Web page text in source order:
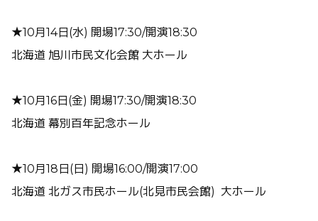
★10月14日(水) 開場17:30/開演18:30
北海道 旭川市民文化会館 大ホール
★10月16日(金) 開場17:30/開演18:30
北海道 幕別百年記念ホール
★10月18日(日) 開場16:00/開演17:00
北海道 北ガス市民ホール(北見市民会館) 大ホール